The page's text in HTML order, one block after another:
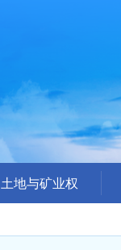
土地与矿业权
结果公布